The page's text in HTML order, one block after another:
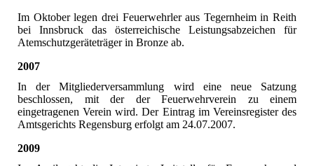
Im Oktober legen drei Feuerwehrler aus Tegernheim in Reith
bei Innsbruck das österreichische Leistungsabzeichen für
Atemschutzgeräteträger in Bronze ab.
2007
In der Mitgliederversammlung wird eine neue Satzung
beschlossen, mit der der Feuerwehrverein zu einem
eingetragenen Verein wird. Der Eintrag im Vereinsregister des
Amtsgerichts Regensburg erfolgt am 24.07.2007.
2009